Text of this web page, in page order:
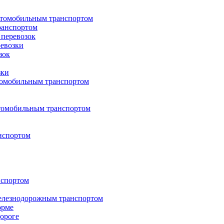
транспортом
транспортом
транспортом
транспортом